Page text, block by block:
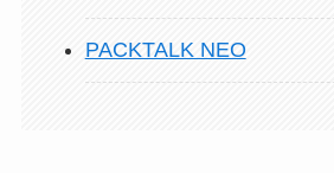
PACKTALK NEO